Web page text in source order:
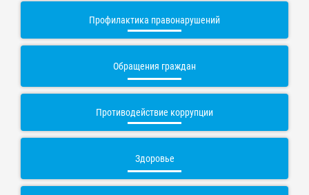
Профилактика правонарушений
Обращения граждан
Противодействие коррупции
Здоровье